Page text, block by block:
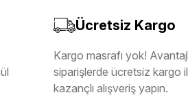
Ücretsiz Kargo
Kargo masrafı yok!
siparişlerde ücretsiz kargo
kazançlı alışveriş yapın.